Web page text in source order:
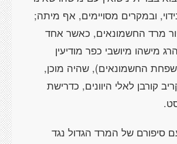
נידוי, ובמקרים מסויימים, אף מיתה;
מרד החשמונאים, כאשר אחד
מישהו מיושבי כפר מודיעין
החשמונאים), שהיה מוכן,
קורבן לאלי היוונים, כדרישת
סיפורם של המרד הגדול נגד